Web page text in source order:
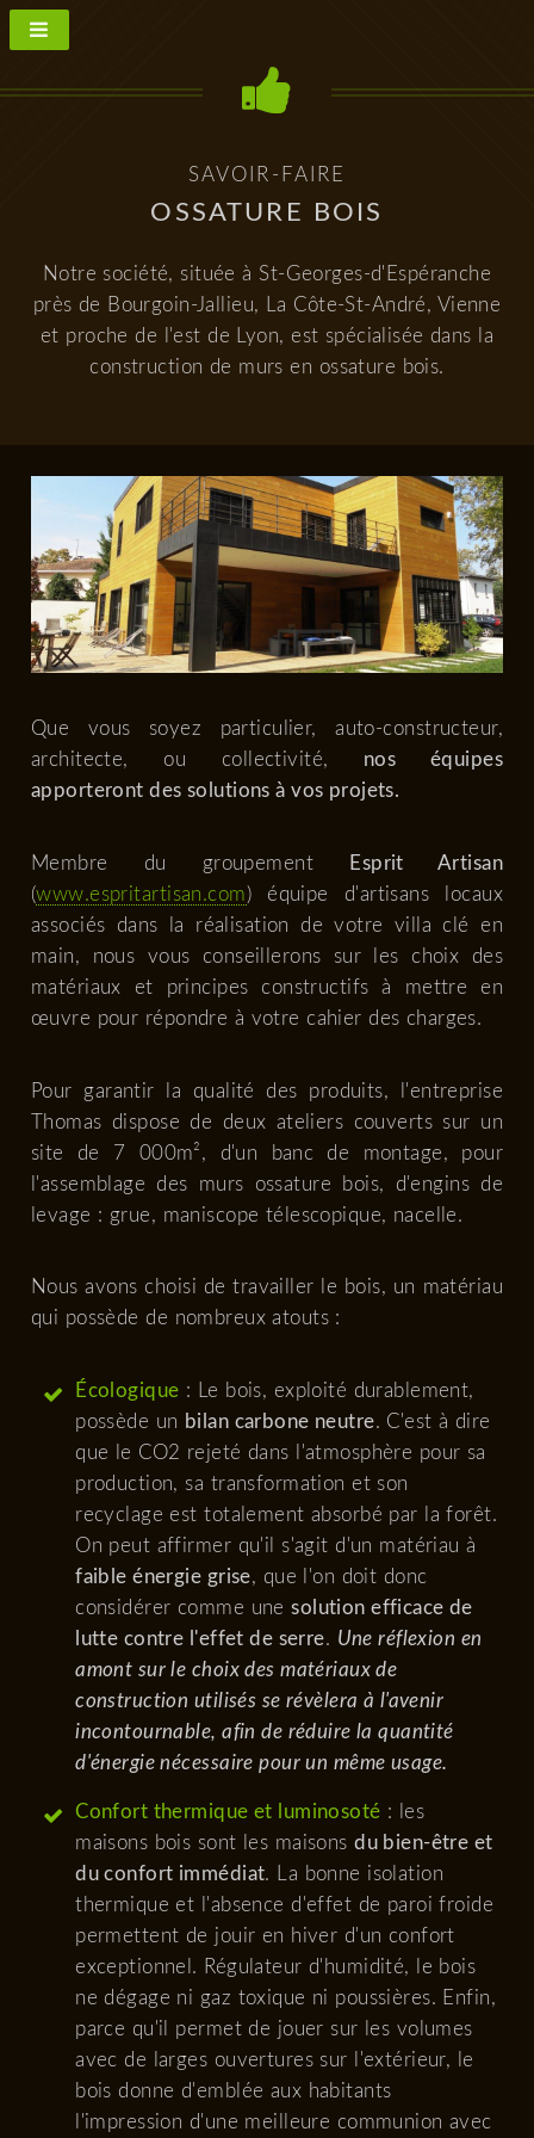
SAVOIR-FAIRE
OSSATURE BOIS
Notre société, située à St-Georges-d'Espéranche
près de Bourgoin-Jallieu, La Côte-St-André, Vienne
et proche de l'est de Lyon, est spécialisée dans la
construction de murs en ossature bois.
Que vous soyez particulier, auto-constructeur,
architecte, ou collectivité, nos équipes
apporteront des solutions à vos projets.
Membre du groupement
Esprit Artisan
(www.espritartisan.com) équipe d'artisans locaux
associés dans la réalisation de votre villa clé en
main, nous vous conseillerons sur les choix des
matériaux et principes constructifs à mettre en
œuvre pour répondre à votre cahier des charges.
Pour garantir la qualité des produits, l'entreprise
Thomas dispose de deux ateliers couverts sur un
site de 7 000m², d'un banc de montage, pour
l'assemblage des murs ossature bois, d'engins de
levage : grue, maniscope télescopique, nacelle.
Nous avons choisi de travailler le bois, un matériau
qui possède de nombreux atouts :
Écologique : Le bois, exploité durablement,
possède un bilan carbone neutre. C'est à dire
que le CO2 rejeté dans l'atmosphère pour sa
production, sa transformation et son
recyclage est totalement absorbé par la forêt.
On peut affirmer qu'il s'agit d'un matériau à
faible énergie grise, que l'on doit donc
considérer comme unesolution efficace de
lutte contre l'effet de serre. Une réflexion en
amont sur le choix des matériaux de
construction utilisés se révèlera à l'avenir
incontournable, afin de réduire la quantité
d'énergie nécessaire pour un même usage.
Confort thermique et luminosoté : les
maisons bois sont les maisonsdu bien-être et
du confort immédiat. La bonne isolation
thermique et l'absence d'effet de paroi froide
permettent de jouir en hiver d'un confort
exceptionnel. Régulateur d'humidité, le bois
ne dégage ni gaz toxique ni poussières. Enfin,
parce qu'il permet de jouer sur les volumes
avec de larges ouvertures sur l'extérieur, le
bois donne d'emblée aux habitants
l'impression d'une meilleure communion avec